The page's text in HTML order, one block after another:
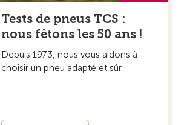
Tests de pneus TCS :
nous fêtons les 50 ans !
Depuis 1973, nous vous aidons à
choisir un pneu adapté et sûr.